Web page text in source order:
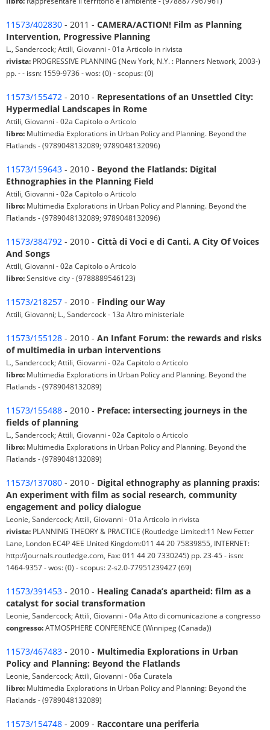
11573/402830 - 2011 - CAMERA/ACTION! Film as Planning
Intervention, Progressive Planning
L., Sandercock; Attili, Giovanni - 01a Articolo in rivista
rivista: PROGRESSIVE PLANNING (New York, N.Y. : Planners Network, 2003-)
pp. - - issn: 1559-9736 - wos: (0) - scopus: (0)
11573/155472 - 2010 - Representations of an Unsettled City:
Hypermedial Landscapes in Rome
Attili, Giovanni - 02a Capitolo o Articolo
libro: Multimedia Explorations in Urban Policy and Planning. Beyond the
Flatlands - (9789048132089; 9789048132096)
11573/159643 - 2010 - Beyond the Flatlands: Digital
Ethnographies in the Planning Field
Attili, Giovanni - 02a Capitolo o Articolo
libro: Multimedia Explorations in Urban Policy and Planning. Beyond the
Flatlands - (9789048132089; 9789048132096)
11573/384792 - 2010 - Città di Voci e di Canti. A City Of Voices
And Songs
Attili, Giovanni - 02a Capitolo o Articolo
libro:Sensitive city - (9788889546123)
11573/218257 - 2010 - Finding our Way
Attili, Giovanni; L., Sandercock - 13a Altro ministeriale
11573/155128 - 2010 - An Infant Forum: the rewards and risks
of multimedia in urban interventions
L., Sandercock; Attili, Giovanni - 02a Capitolo o Articolo
libro: Multimedia Explorations in Urban Policy and Planning. Beyond the
Flatlands - (9789048132089)
11573/155488 - 2010 - Preface: intersecting journeys in the
fields of planning
L., Sandercock; Attili, Giovanni - 02a Capitolo o Articolo
libro: Multimedia Explorations in Urban Policy and Planning. Beyond the
Flatlands - (9789048132089)
11573/137080 - 2010 - Digital ethnography as planning praxis:
An experiment with film as social research, community
engagement and policy dialogue
Leonie, Sandercock; Attili, Giovanni - 01a Articolo in rivista
rivista: PLANNING THEORY & PRACTICE (Routledge Limited:11 New Fetter
Lane, London EC4P 4EE United Kingdom:011 44 20 75839855, INTERNET:
http://journals.routledge.com, Fax: 011 44 20 7330245) pp. 23-45 - issn:
1464-9357 - wos: (0) - scopus: 2-s2.0-77951239427 (69)
11573/391453 - 2010 - Healing Canada’s apartheid: film as a
catalyst for social transformation
Leonie, Sandercock; Attili, Giovanni - 04a Atto di comunicazione a congresso
congresso:ATMOSPHERE CONFERENCE (Winnipeg (Canada))
11573/467483 - 2010 - Multimedia Explorations in Urban
Policy and Planning: Beyond the Flatlands
Leonie, Sandercock; Attili, Giovanni - 06a Curatela
libro: Multimedia Explorations in Urban Policy and Planning: Beyond the
Flatlands - (9789048132089)
11573/154748 - 2009 - Raccontare una periferia